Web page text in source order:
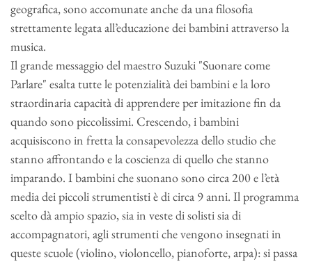
geografica, sono accomunate anche da una filosofia
strettamente legata all’educazione dei bambini attraverso la
musica.
Il grande messaggio del maestro Suzuki "Suonare come
Parlare" esalta tutte le potenzialità dei bambini e la loro
straordinaria capacità di apprendere per imitazione fin da
quando sono piccolissimi. Crescendo, i bambini
acquisiscono in fretta la consapevolezza dello studio che
stanno affrontando e la coscienza di quello che stanno
imparando. I bambini che suonano sono circa 200 e l’età
media dei piccoli strumentisti è di circa 9 anni. Il programma
scelto dà ampio spazio, sia in veste di solisti sia di
accompagnatori, agli strumenti che vengono insegnati in
queste scuole (violino, violoncello, pianoforte, arpa): si passa